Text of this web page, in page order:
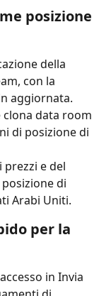
posizione
della
con la
aggiornata.
data room
di posizione di
e del
di
Arabi Uniti.
per la
in Invia